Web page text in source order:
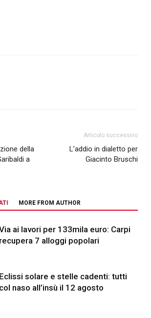
della
a
Articolo successivo
L’addio in dialetto per
Giacinto Bruschi
MORE FROM AUTHOR
ai lavori per 133mila euro: Carpi
recupera 7 alloggi popolari
Eclissi solare e stelle cadenti: tutti
col naso all’insù il 12 agosto